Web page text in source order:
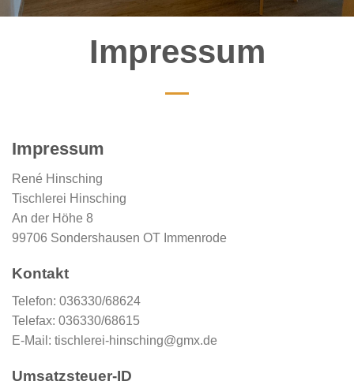
Impressum
Impressum
René Hinsching
Tischlerei Hinsching
An der Höhe 8
99706 Sondershausen OT Immenrode
Kontakt
Telefon: 036330/68624
Telefax: 036330/68615
E-Mail: tischlerei-hinsching@gmx.de
Umsatzsteuer-ID